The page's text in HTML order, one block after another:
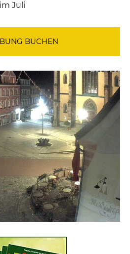
Juli
BUCHEN